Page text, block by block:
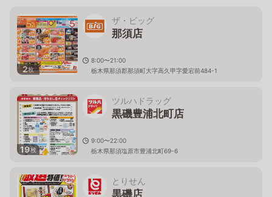
2枚
ザ・ビッグ
那須店
8:00〜21:00
栃木県那須郡那須町大字高久甲字愛宕前484-1
19枚
ツルハドラッグ
黒磯豊浦北町店
9:00〜22:00
栃木県那須塩原市豊浦北町69-6
とりせん
黒磯店